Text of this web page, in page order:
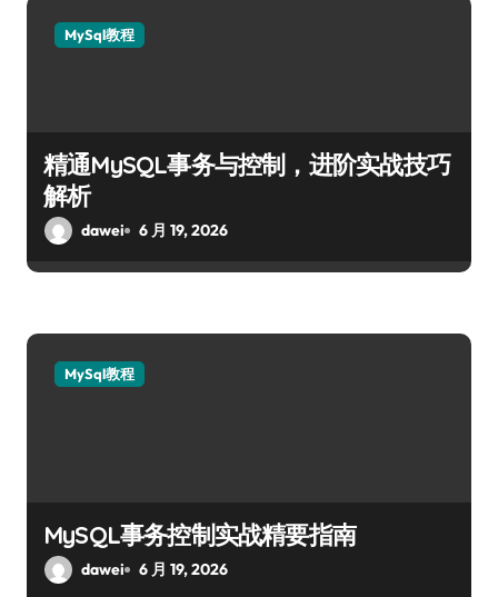
MySql教程
精通MySQL事务与控制，进阶实战技巧
解析
dawei 6 月 19, 2026
MySql教程
MySQL事务控制实战精要指南
dawei 6 月 19, 2026